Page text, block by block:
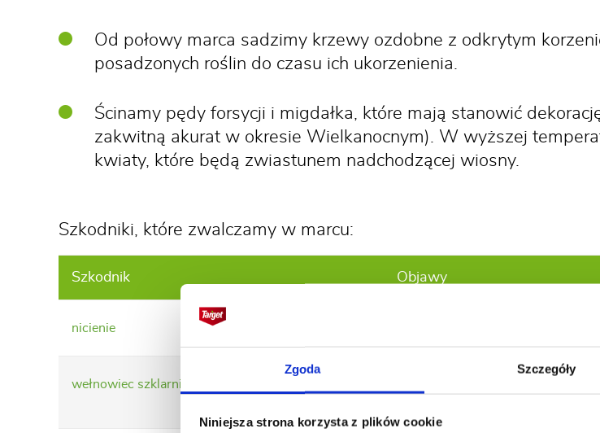
Zgoda Szczegóły
Niniejsza strona korzysta z plików cookie
Od połowy marca sadzimy krzewy ozdobne z odkrytym
posadzonych roślin do czasu ich ukorzenienia.
Ścinamy pędy forsycji i migdałka, które mają stanowić
zakwitną akurat w okresie Wielkanocnym). W wyższej
kwiaty, które będą zwiastunem nadchodzącej wiosny.
Szkodniki, które zwalczamy w marcu:
Szkodnik Objawy
nicienie
wełnowiec szklarniowy